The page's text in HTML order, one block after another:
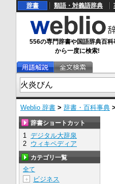
辞書 類語・対義語辞典
556の専門辞書や国語辞典百科
から一度に検索!
Weblio 辞書 > 辞書・百科事典 >
辞書ショートカット
1 デジタル大辞泉
2 ウィキペディア
カテゴリ一覧
全て
＋
ビジネス